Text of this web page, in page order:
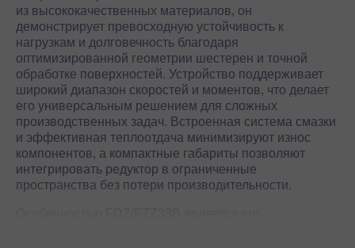
из высококачественных материалов, он
демонстрирует превосходную устойчивость к
нагрузкам и долговечность благодаря
оптимизированной геометрии шестерен и точной
обработке поверхностей. Устройство поддерживает
широкий диапазон скоростей и моментов, что делает
его универсальным решением для сложных
производственных задач. Встроенная система смазки
и эффективная теплоотдача минимизируют износ
компонентов, а компактные габариты позволяют
интегрировать редуктор в ограниченные
пространства без потери производительности.